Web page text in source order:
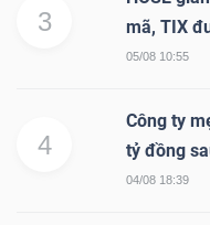
3
mã, TIX
05/08 10:55
4
Công ty
tỷ đồng
04/08 18:39
THÔNG